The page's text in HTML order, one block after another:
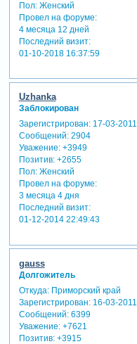
Пол:Женский
Провел на форуме:
4 месяца 12 дней
Последний визит:
01-10-2018 16:37:59
Uzhanka
Заблокирован
Зарегистрирован: 17-03-2011
Сообщений:2904
Уважение: +3949
Позитив: +2655
Пол:Женский
Провел на форуме:
3 месяца 4 дня
Последний визит:
01-12-2014 22:49:43
gauss
Долгожитель
Откуда:Приморский край
Зарегистрирован: 16-03-2011
Сообщений:6399
Уважение: +7621
Позитив: +3915